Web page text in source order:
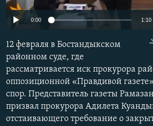
0:00 1:10
12 февраля в Бостандыкском
районном суде, где
рассматривается иск прокурора
оппозиционной «Правдивой
спор. Представитель газеты
призвал прокурора Адилета
отстаивающего требование о